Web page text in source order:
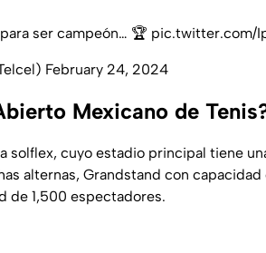
ser campeón… 🏆 pic.twitter.com/
February 24, 2024
Mexicano de
solflex, cuyo estadio principal tiene
alternas, Grandstand con capacidad
de 1,500 espectadores.